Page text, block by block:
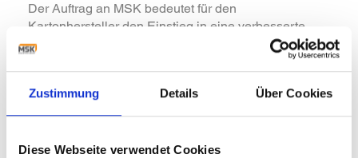
Zustimmung Details Über Cookies
Diese Webseite verwendet Cookies
Der Auftrag an MSK bedeutet für den
Kartonhersteller den Einstieg in eine verbesserte
Verpackungstechnologie. Das Projekt einer neuen
Palettenverpackungslinie, die die mittlerweile in die
Schrumpfofen ersetzen sollte, wurde gemeinsam mit
den Projektverantwortlichen am österreichischen
Schrumpfrahmentechnologie des Zulieferers vertraut